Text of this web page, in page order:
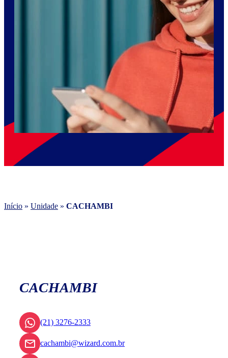
Início » Unidade » CACHAMBI
CACHAMBI
(21) 3276-2333
cachambi@wizard.com.br